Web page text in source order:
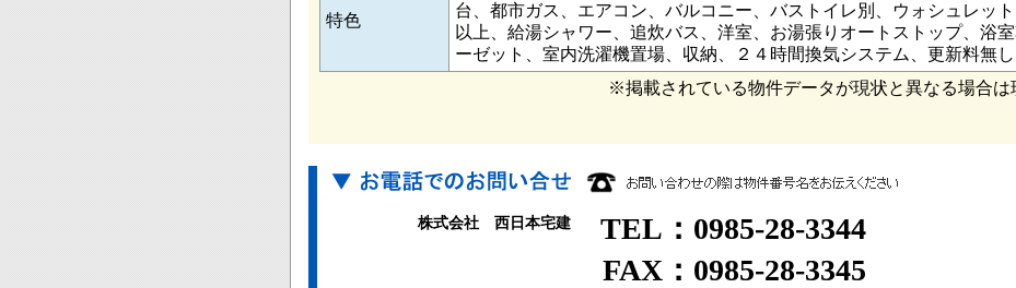
特色
台、都市ガス、エアコン、バルコニー、バストイレ別、ウォシュレッ
以上、給湯シャワー、追炊バス、洋室、お湯張りオートストップ、浴
ーゼット、室内洗濯機置場、収納、２４時間換気システム、更新料無
※掲載されている物件データが現状と異なる場合は
株式会社 西日本宅建
TEL：0985-28-3344
FAX：0985-28-3345